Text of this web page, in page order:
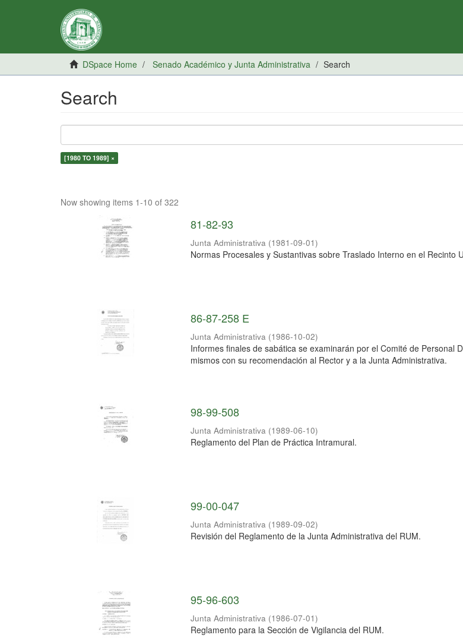
DSpace Home Senado Académico y Junta Administrativa Search
Search
[1980 TO 1989] ×
Now showing items 1-10 of 322
81-82-93
Junta Administrativa (1981-09-01)
Normas Procesales y Sustantivas sobre Traslado Interno en el Recinto
86-87-258 E
Junta Administrativa (1986-10-02)
Informes finales de sabática se examinarán por el Comité de Personal
mismos con su recomendación al Rector y a la Junta Administrativa.
98-99-508
Junta Administrativa (1989-06-10)
Reglamento del Plan de Práctica Intramural.
99-00-047
Junta Administrativa (1989-09-02)
Revisión del Reglamento de la Junta Administrativa del RUM.
95-96-603
Junta Administrativa (1986-07-01)
Reglamento para la Sección de Vigilancia del RUM.